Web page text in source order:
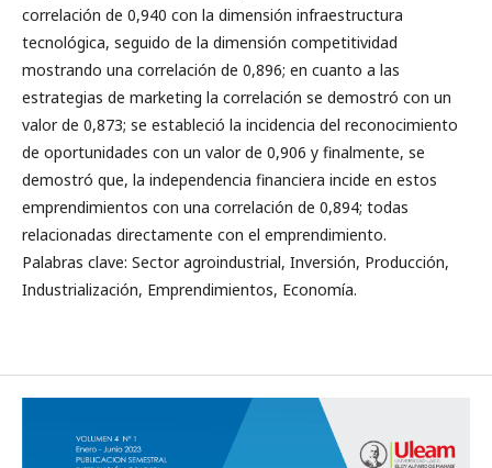
correlación de 0,940 con la dimensión infraestructura
tecnológica, seguido de la dimensión competitividad
mostrando una correlación de 0,896; en cuanto a las
estrategias de marketing la correlación se demostró con un
valor de 0,873; se estableció la incidencia del reconocimiento
de oportunidades con un valor de 0,906 y finalmente, se
demostró que, la independencia financiera incide en estos
emprendimientos con una correlación de 0,894; todas
relacionadas directamente con el emprendimiento.
Palabras clave: Sector agroindustrial, Inversión, Producción,
Industrialización, Emprendimientos, Economía.